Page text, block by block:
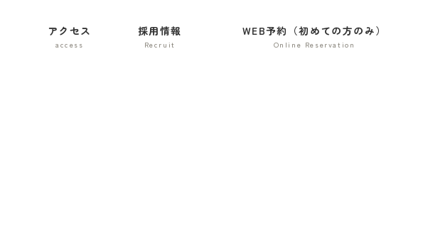
アクセス 採用情報 WEB予約（初めての方のみ）